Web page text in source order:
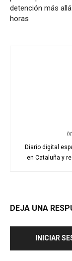
detención más
horas
Diario digital
en Cataluña y
DEJA UNA
INICIAR